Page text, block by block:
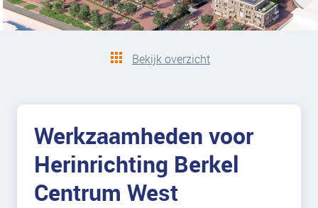
Bekijk overzicht
Werkzaamheden voor
Herinrichting Berkel
Centrum West